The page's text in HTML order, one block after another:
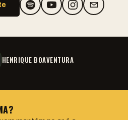
HENRIQUE BOAVENTURA